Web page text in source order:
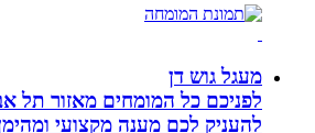
מעגל גוש דן
לפניכם כל המומחים מאזור תל אביב
להעניק לכם מענה מקצועי ומהימן